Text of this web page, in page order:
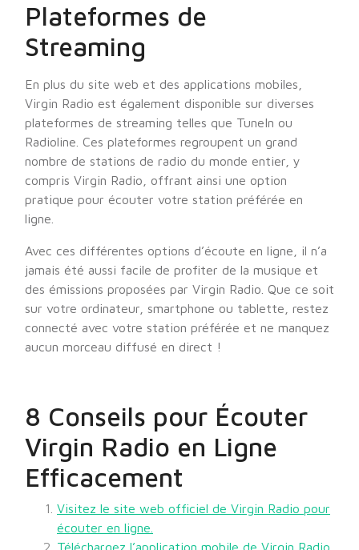
Plateformes de
Streaming
En plus du site web et des applications mobiles,
Virgin Radio est également disponible sur diverses
plateformes de streaming telles que TuneIn ou
Radioline. Ces plateformes regroupent un grand
nombre de stations de radio du monde entier, y
compris Virgin Radio, offrant ainsi une option
pratique pour écouter votre station préférée en
ligne.
Avec ces différentes options d’écoute en ligne, il n’a
jamais été aussi facile de profiter de la musique et
des émissions proposées par Virgin Radio. Que ce soit
sur votre ordinateur, smartphone ou tablette, restez
connecté avec votre station préférée et ne manquez
aucun morceau diffusé en direct !
8 Conseils pour Écouter
Virgin Radio en Ligne
Efficacement
Visitez le site web officiel de Virgin Radio pour
écouter en ligne.
Téléchargez l’application mobile de Virgin Radio